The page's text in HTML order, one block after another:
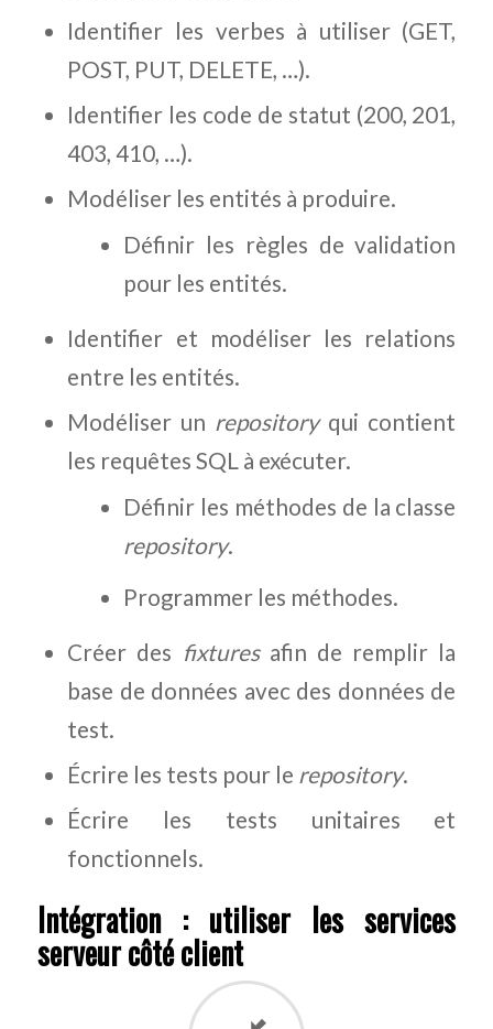
Identifier les verbes à utiliser (GET,
POST, PUT, DELETE, …).
Identifier les code de statut (200, 201,
403, 410, …).
Modéliser les entités à produire.
Définir les règles de validation
pour les entités.
Identifier et modéliser les relations
entre les entités.
Modéliser un repositoryqui contient
les requêtes SQL à exécuter.
Définir les méthodes de la classe
repository.
Programmer les méthodes.
Créer des fixturesafin de remplir la
base de données avec des données de
test.
Écrire les tests pour le repository.
Écrire les tests unitaires et
fonctionnels.
Intégration : utiliser les services
serveur côté client